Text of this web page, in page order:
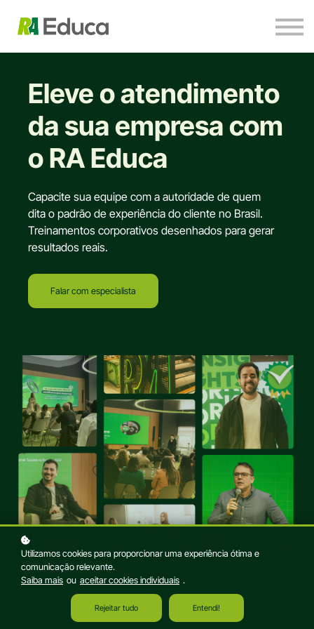
Contato
Entrar
Eleve o atendimento
da sua empresa com
o RA Educa
Capacite sua equipe com a autoridade de quem
dita o padrão de experiência do cliente no Brasil.
Treinamentos corporativos desenhados para gerar
resultados reais.
Falar com especialista
Empresas certificadas RA Educa
Utilizamos cookies para proporcionar uma experiência ótima e
comunicação relevante.
Saiba mais ou aceitar cookies individuais .
Rejeitar tudo Entendi!